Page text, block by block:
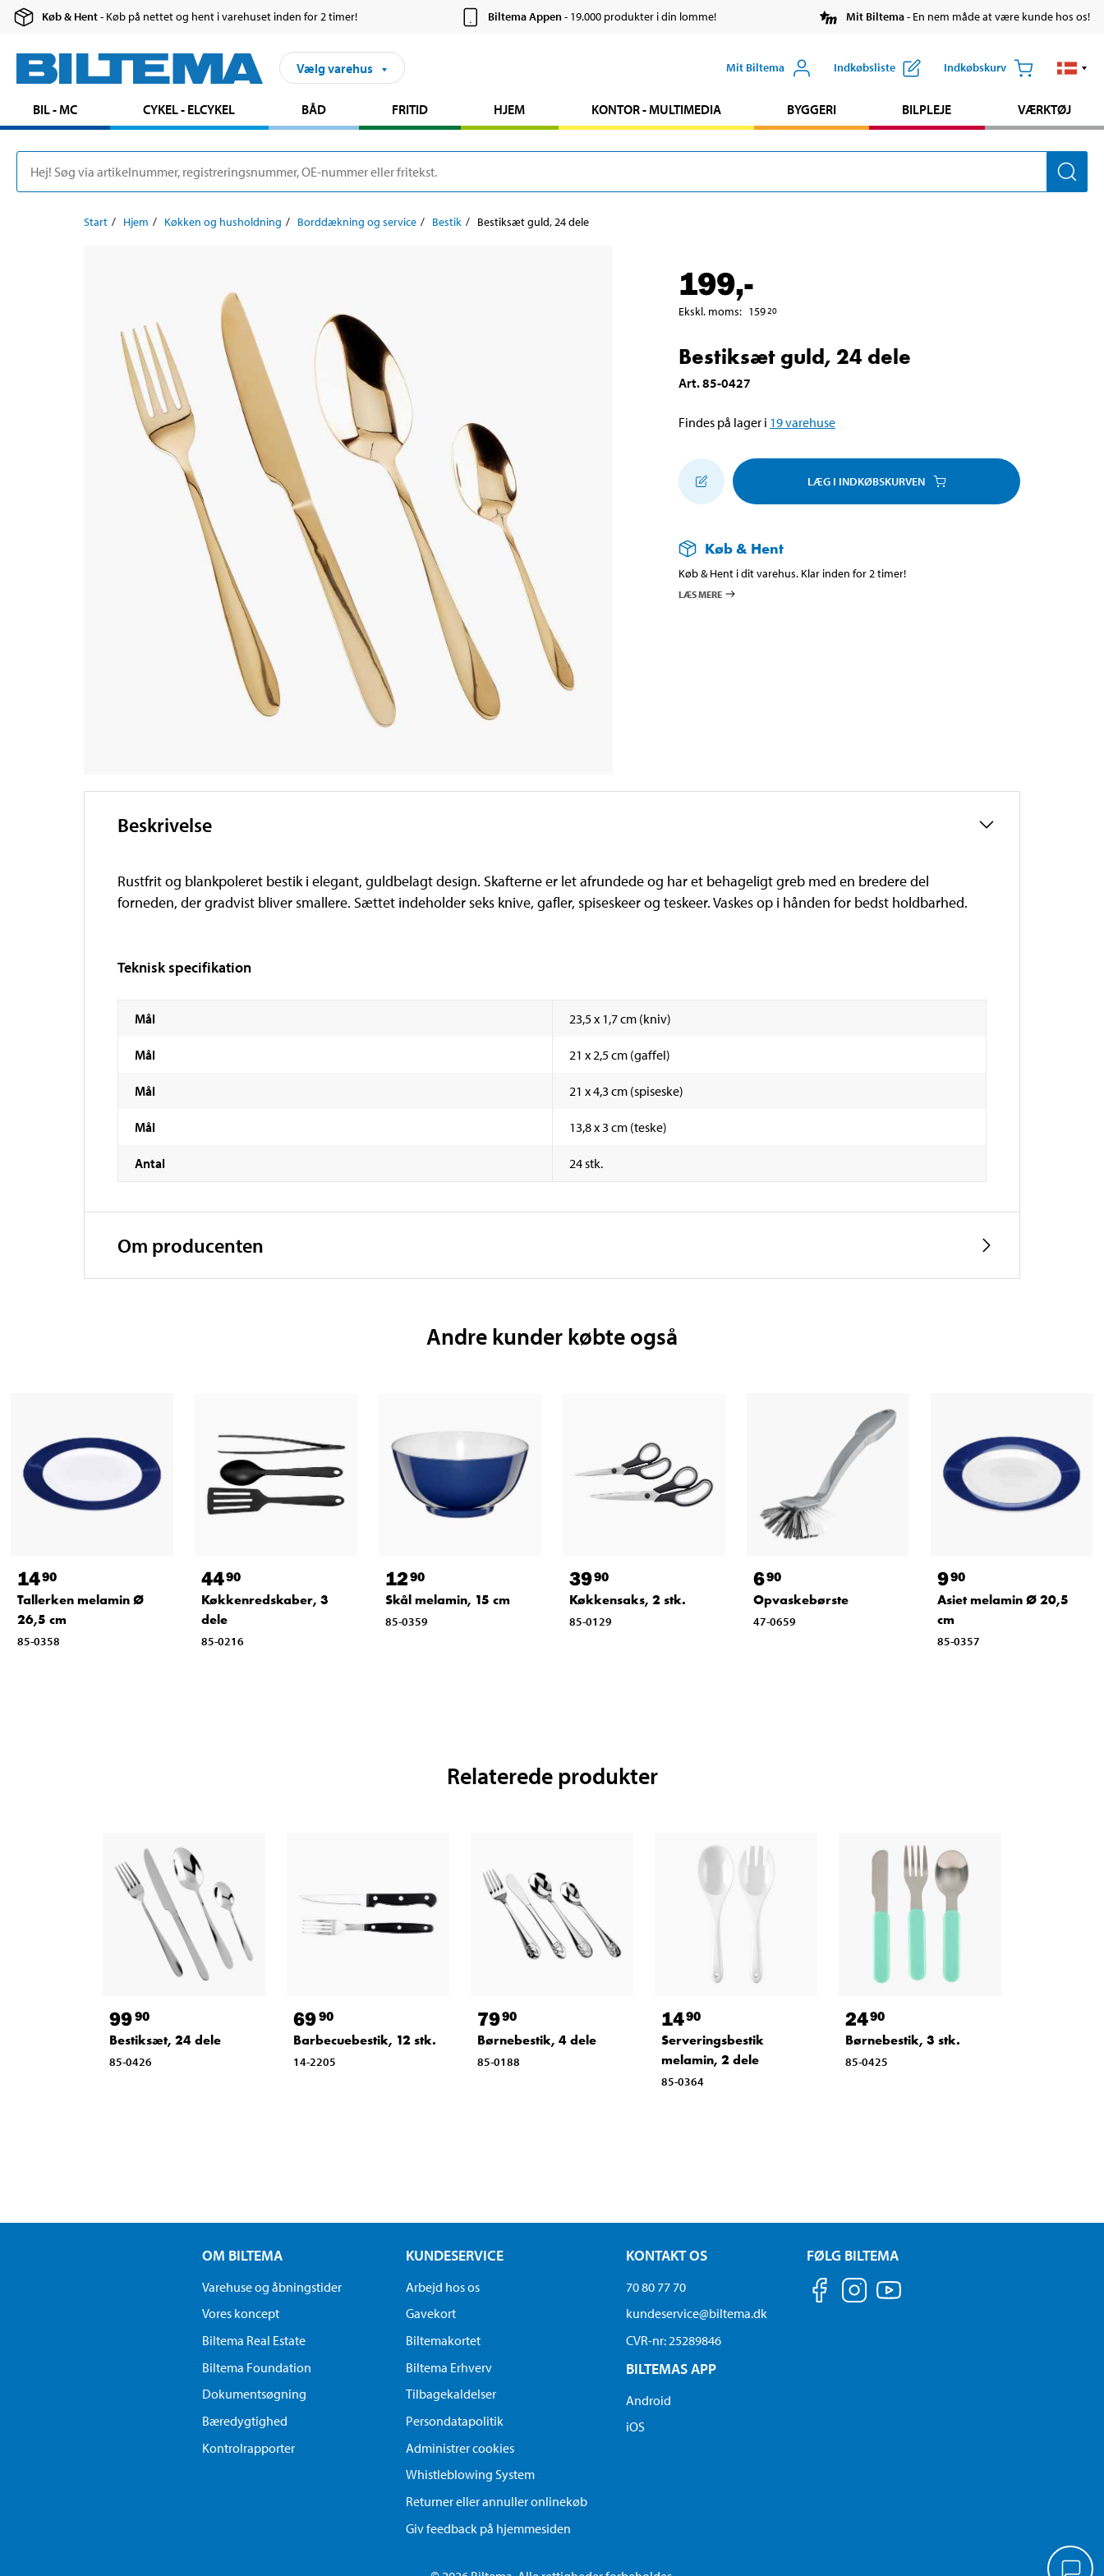
Køb & Hent- Køb på nettet og hent i varehuset inden for 2 timer! Biltema Appen- 19.000 produkter i din lomme! Mit Biltema- En nem måde at være kunde hos os!
Vælg varehus Mit Biltema Indkøbsliste Indkøbskurv
BIL - MC CYKEL - ELCYKEL BÅD FRITID HJEM KONTOR - MULTIMEDIA BYGGERI BILPLEJE VÆRKTØJ
Start Hjem Køkken og husholdning Borddækning og service Bestik Bestiksæt guld, 24 dele
199,-
Ekskl. moms: 159 20
Bestiksæt guld, 24 dele
Art.85-0427
Findes på lager i 19varehuse
LÆG I INDKØBSKURVEN
Køb & Hent
Køb & Hent i dit varehus. Klar inden for 2 timer!
LÆS MERE
Beskrivelse
Rustfrit og blankpoleret bestik i elegant, guldbelagt design. Skafterne er let afrundede og har et behageligt greb med en bredere del
forneden, der gradvist bliver smallere. Sættet indeholder seks knive, gafler, spiseskeer og teskeer. Vaskes op i hånden for bedst holdbarhed.
Teknisk specifikation
Mål 23,5 x 1,7 cm (kniv)
Mål 21 x 2,5 cm (gaffel)
Mål 21 x 4,3 cm (spiseske)
Mål 13,8 x 3 cm (teske)
Antal 24 stk.
Om producenten
Andre kunder købte også
1490
Tallerken melamin Ø
26,5 cm
85-0358
4490
Køkkenredskaber, 3
dele
85-0216
1290
Skål melamin, 15 cm
85-0359
3990
Køkkensaks, 2 stk.
85-0129
690
Opvaskebørste
47-0659
990
Asiet melamin Ø 20,5
cm
85-0357
Relaterede produkter
9990
Bestiksæt, 24 dele
85-0426
6990
Barbecuebestik, 12 stk.
14-2205
7990
Børnebestik, 4 dele
85-0188
1490
Serveringsbestik
melamin, 2 dele
85-0364
2490
Børnebestik, 3 stk.
85-0425
OM BILTEMA
Varehuse og åbningstider
Vores koncept
Biltema Real Estate
Biltema Foundation
Dokumentsøgning
Bæredygtighed
Kontrolrapporter
KUNDESERVICE
Arbejd hos os
Gavekort
Biltemakortet
Biltema Erhverv
Tilbagekaldelser
Persondatapolitik
Administrer cookies
Whistleblowing System
Returner eller annuller onlinekøb
Giv feedback på hjemmesiden
KONTAKT OS
70 80 77 70
kundeservice@biltema.dk
CVR-nr: 25289846
BILTEMAS APP
Android
iOS
FØLG BILTEMA